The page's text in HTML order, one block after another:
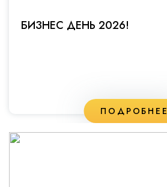
БИЗНЕС ДЕНЬ 2026!
ПОДРОБНЕЕ